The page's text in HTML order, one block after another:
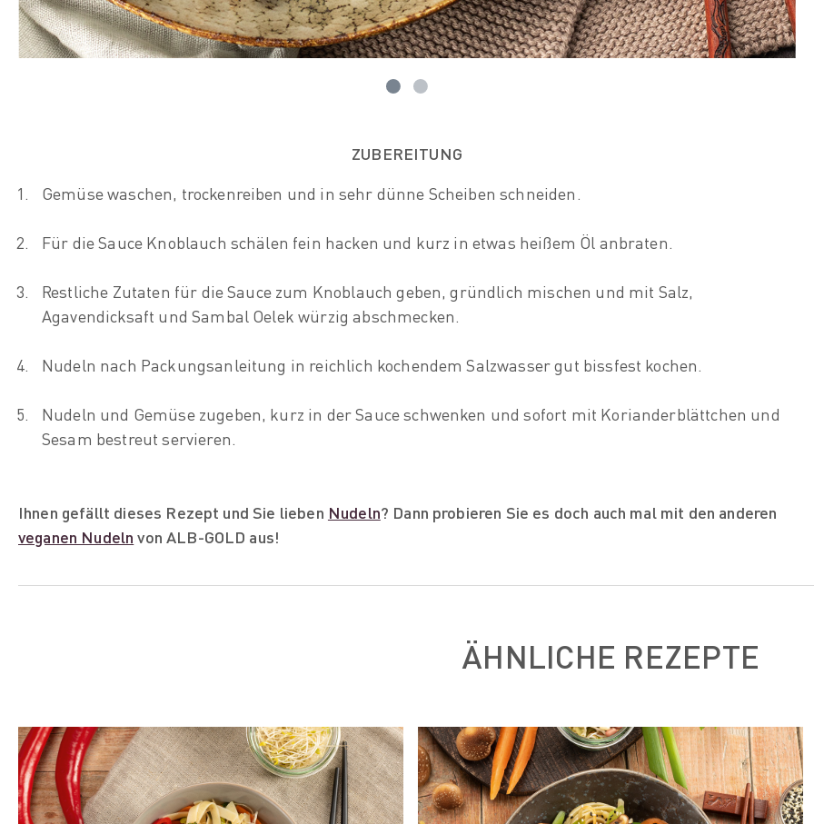
ZUBEREITUNG
Gemüse waschen, trockenreiben und in sehr dünne Scheiben schneiden.
Für die Sauce Knoblauch schälen fein hacken und kurz in etwas heißem Öl anbraten.
Restliche Zutaten für die Sauce zum Knoblauch geben, gründlich mischen und mit Salz,
Agavendicksaft und Sambal Oelek würzig abschmecken.
Nudeln nach Packungsanleitung in reichlich kochendem Salzwasser gut bissfest kochen.
Nudeln und Gemüse zugeben, kurz in der Sauce schwenken und sofort mit Korianderblättchen und
Sesam bestreut servieren.
Ihnen gefällt dieses Rezept und Sie lieben Nudeln? Dann probieren Sie es doch auch mal mit den anderen
veganen Nudeln von ALB-GOLD aus!
ÄHNLICHE REZEPTE